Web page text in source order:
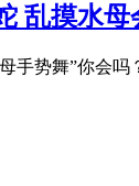
乱摸水母
手势舞”你会